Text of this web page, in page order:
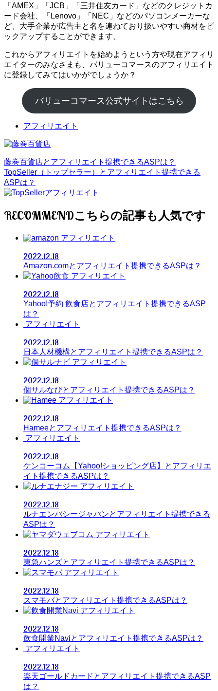
「AMEX」「JCB」「三井住友カード」などのクレジットカ
ード会社、「Lenovo」「NEC」などのパソコンメーカーな
ど、大手企業が広告主と名を連ねており扱いやすい商材をピ
ックアップすることができます。
これからアフィリエイトを始めようという方や現在アフィリ
エイターのみなさまも、バリューコマースのアフィリエイト
に登録してみてはいかがでしょうか？
バリューコマース公式サイトはこちら
アフィリエイト
藤巻百貨店とアフィリエイト提携できるASPは？
TopSeller（トップセラー）とアフィリエイト提携できる
ASPは？
RECOMMEND
アフィリエイト
2022.12.18
Amazon.comとアフィリエイト提携できるASPは？
アフィリエイト
2022.12.18
Yahoo!予約 飲食店とアフィリエイト提携できるASP
は？
アフィリエイト
2022.12.18
日本人材機構とアフィリエイト提携できるASPは？
アフィリエイト
2022.12.18
個サルなびとアフィリエイト提携できるASPは？
アフィリエイト
2022.12.18
Hameeとアフィリエイト提携できるASPは？
アフィリエイト
2022.12.18
ケンコーコム【Yahoo!ショッピング店】とアフィリエ
イト提携できるASPは？
アフィリエイト
2022.12.18
ルナエンバシージャパンとアフィリエイト提携できる
ASPは？
アフィリエイト
2022.12.18
東急ハンズとアフィリエイト提携できるASPは？
アフィリエイト
2022.12.18
スマモバとアフィリエイト提携できるASPは？
アフィリエイト
2022.12.18
飲食開業Naviとアフィリエイト提携できるASPは？
アフィリエイト
2022.12.18
楽天ゴールドカードとアフィリエイト提携できるASP
は？